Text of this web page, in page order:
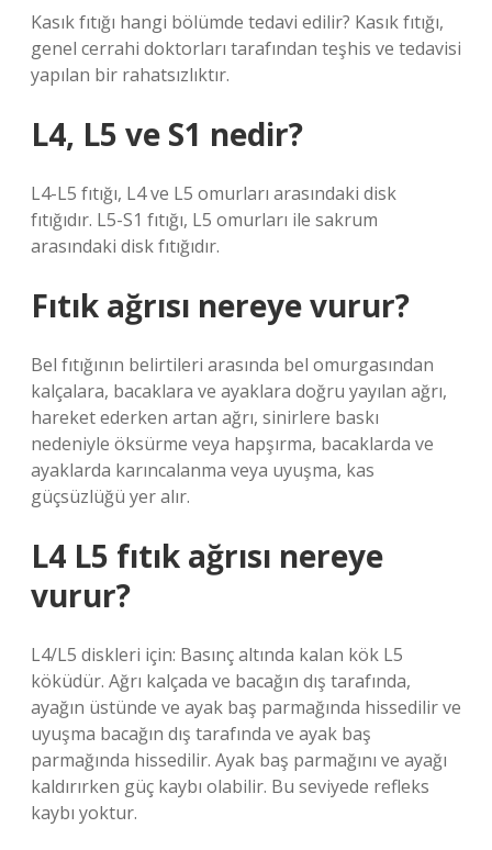
Kasık fıtığı hangi bölümde tedavi edilir? Kasık fıtığı,
genel cerrahi doktorları tarafından teşhis ve tedavisi
yapılan bir rahatsızlıktır.
L4, L5 ve S1 nedir?
L4-L5 fıtığı, L4 ve L5 omurları arasındaki disk
fıtığıdır. L5-S1 fıtığı, L5 omurları ile sakrum
arasındaki disk fıtığıdır.
Fıtık ağrısı nereye vurur?
Bel fıtığının belirtileri arasında bel omurgasından
kalçalara, bacaklara ve ayaklara doğru yayılan ağrı,
hareket ederken artan ağrı, sinirlere baskı
nedeniyle öksürme veya hapşırma, bacaklarda ve
ayaklarda karıncalanma veya uyuşma, kas
güçsüzlüğü yer alır.
L4 L5 fıtık ağrısı nereye
vurur?
L4/L5 diskleri için: Basınç altında kalan kök L5
köküdür. Ağrı kalçada ve bacağın dış tarafında,
ayağın üstünde ve ayak baş parmağında hissedilir ve
uyuşma bacağın dış tarafında ve ayak baş
parmağında hissedilir. Ayak baş parmağını ve ayağı
kaldırırken güç kaybı olabilir. Bu seviyede refleks
kaybı yoktur.